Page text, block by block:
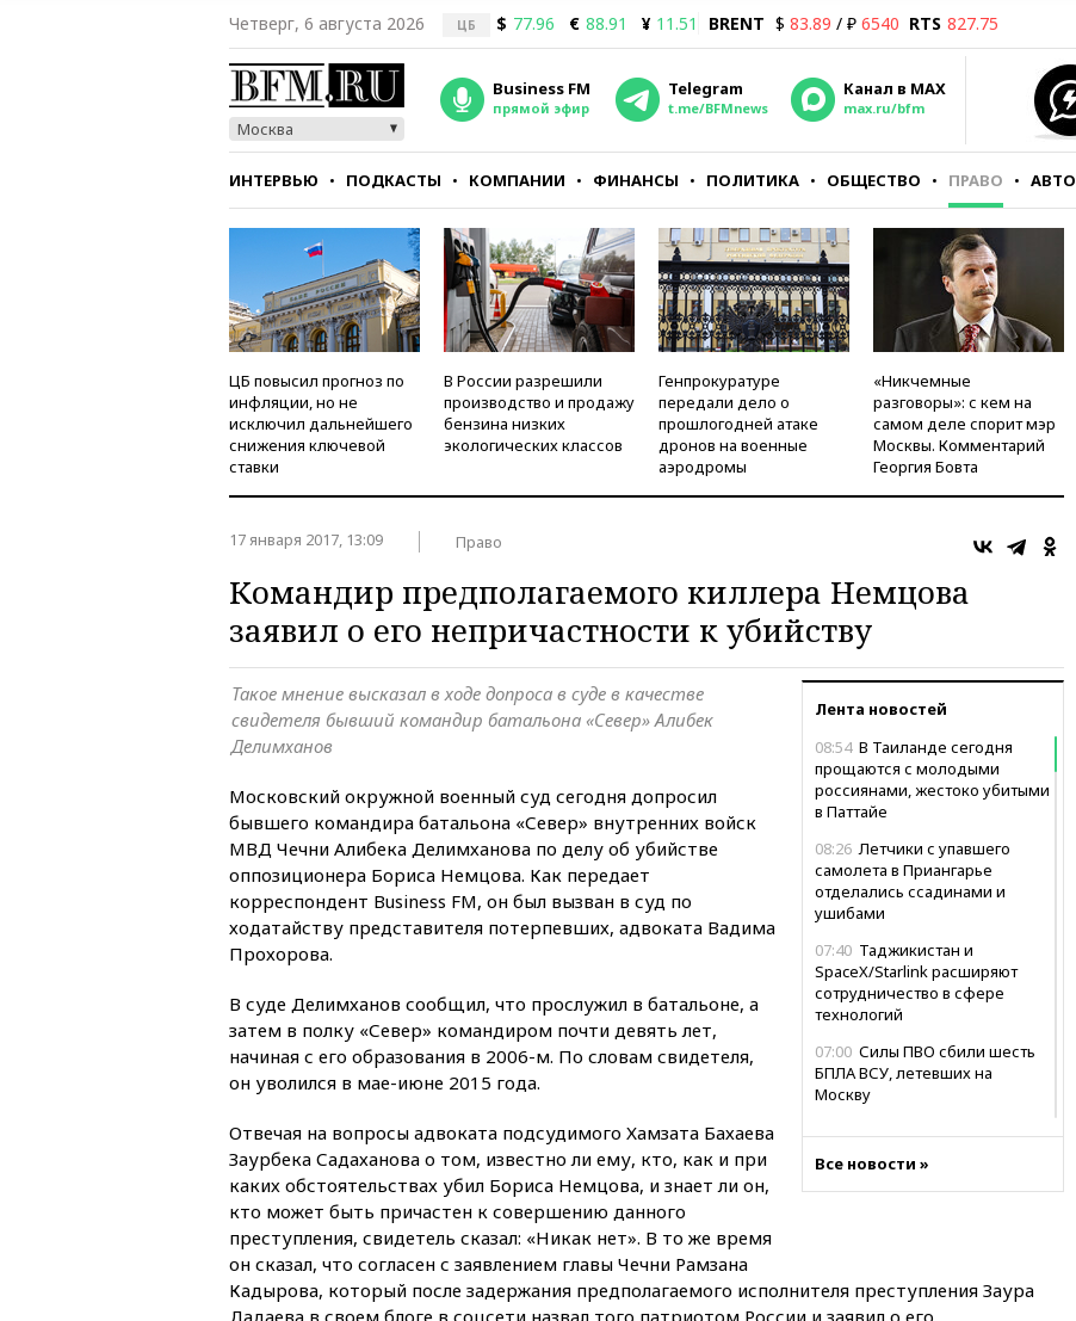
Четверг, 6 августа 2026 ЦБ $ 77.96 € 88.91 ¥ 11.51 BRENT $ 83.89 / ₽ 6540 RTS 827.75
Москва
Business FM
прямой эфир
Telegram
t.me/BFMnews
Канал в MAX
max.ru/bfm
ИНТЕРВЬЮ ПОДКАСТЫ КОМПАНИИ ФИНАНСЫ ПОЛИТИКА ОБЩЕСТВО ПРАВО АВТО
СТИЛЬ ТЕСТЫ
ЦБ повысил прогноз по
инфляции, но не
исключил дальнейшего
снижения ключевой
ставки
В России разрешили
производство и продажу
бензина низких
экологических классов
Генпрокуратуре
передали дело о
прошлогодней атаке
дронов на военные
аэродромы
«Никчемные
разговоры»: с кем на
самом деле спорит мэр
Москвы. Комментарий
Георгия Бовта
17 января 2017, 13:09 Право
Командир предполагаемого киллера Немцова
заявил о его непричастности к убийству
Лента новостей
08:54 В Таиланде сегодня
прощаются с молодыми
россиянами, жестоко убитыми
в Паттайе
08:26 Летчики с упавшего
самолета в Приангарье
отделались ссадинами и
ушибами
07:40 Таджикистан и
SpaceX/Starlink расширяют
сотрудничество в сфере
технологий
07:00 Силы ПВО сбили шесть
БПЛА ВСУ, летевших на
Москву
06:01МИД РФ: Казахстан
Армстронга впервые за 38 лет
выставили на продажу
Все новости »
Такое мнение высказал в ходе допроса в суде в качестве
свидетеля бывший командир батальона «Север» Алибек
Делимханов
Московский окружной военный суд сегодня допросил
бывшего командира батальона «Север» внутренних войск
МВД Чечни Алибека Делимханова по делу об убийстве
оппозиционера Бориса Немцова. Как передает
корреспондент Business FM, он был вызван в суд по
ходатайству представителя потерпевших, адвоката Вадима
Прохорова.
В суде Делимханов сообщил, что прослужил в батальоне, а
затем в полку «Север» командиром почти девять лет,
начиная с его образования в 2006-м. По словам свидетеля,
он уволился в мае-июне 2015 года.
Отвечая на вопросы адвоката подсудимого Хамзата Бахаева
Заурбека Садаханова о том, известно ли ему, кто, как и при
каких обстоятельствах убил Бориса Немцова, и знает ли он,
кто может быть причастен к совершению данного
преступления, свидетель сказал: «Никак нет». В то же время
он сказал, что согласен с заявлением главы Чечни Рамзана
Кадырова, который после задержания предполагаемого исполнителя преступления Заура
Дадаева в своем блоге в соцсети назвал того патриотом России и заявил о его